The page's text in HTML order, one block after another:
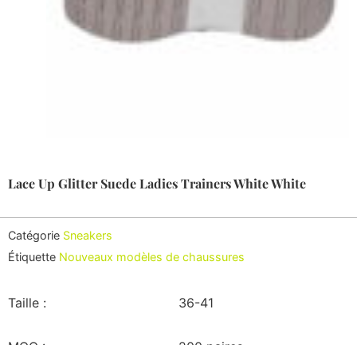
Lace Up Glitter Suede Ladies Trainers White White
Catégorie Sneakers
Étiquette Nouveaux modèles de chaussures
Taille : 36-41